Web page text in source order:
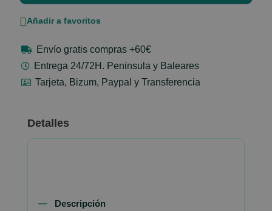
Añadir a favoritos
Envío gratis compras +60€
Entrega 24/72H. Peninsula y Baleares
Tarjeta, Bizum, Paypal y Transferencia
Detalles
Descripción